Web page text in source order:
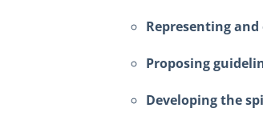
Representing
Proposing
Developing the